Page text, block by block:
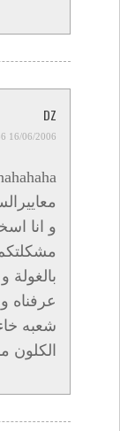
DZ
16/06/2006 AT 18:56
و انا
بالغولة
عرفناه
شعبه
الكلون